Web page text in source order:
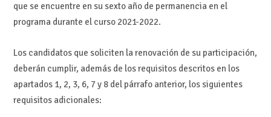
que se encuentre en su sexto año de permanencia en el
programa durante el curso 2021-2022.
Los candidatos que soliciten la renovación de su participación,
deberán cumplir, además de los requisitos descritos en los
apartados 1, 2, 3, 6, 7 y 8 del párrafo anterior, los siguientes
requisitos adicionales: